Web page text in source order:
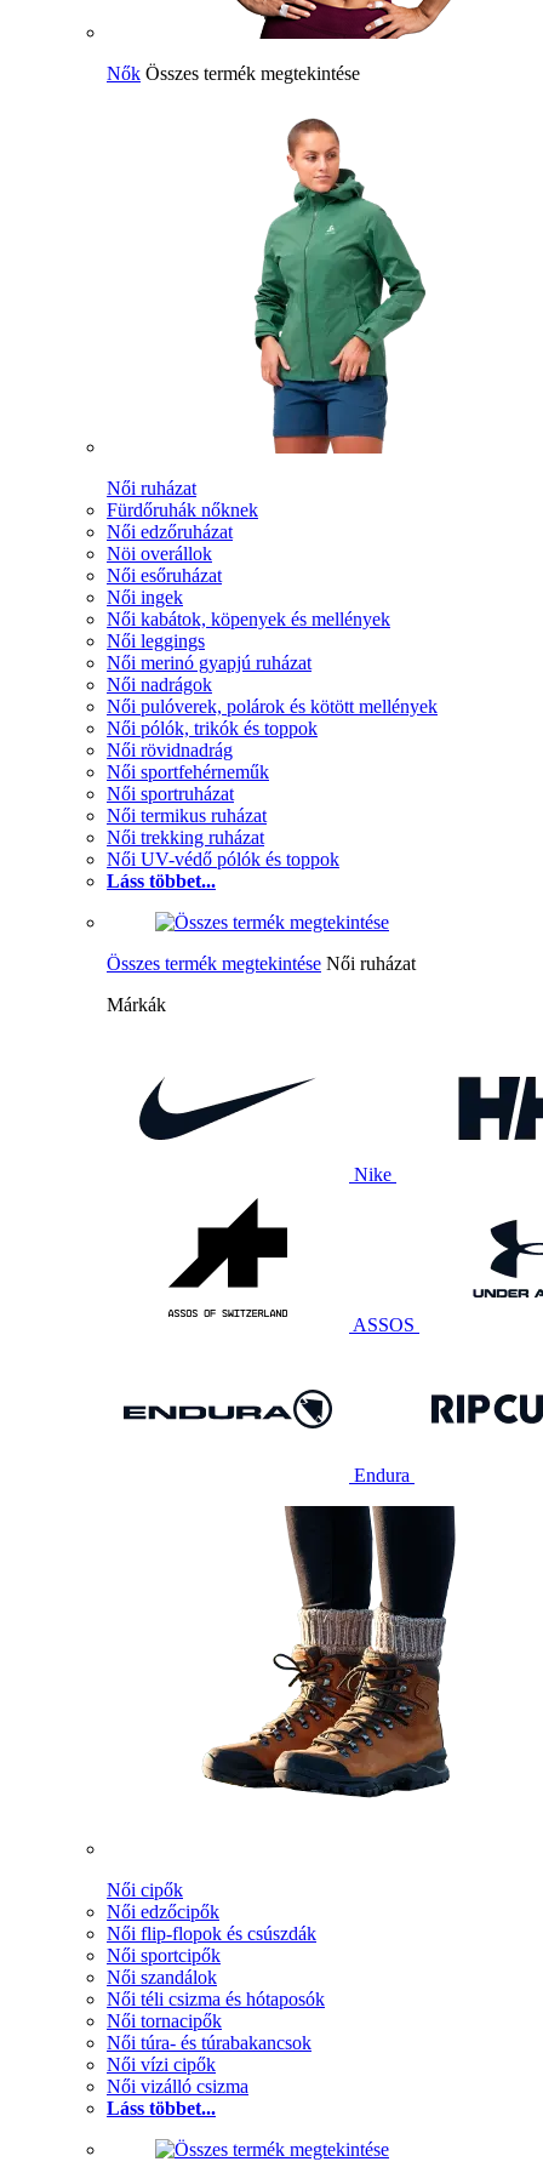
Nők Összes termék megtekintése
Női ruházat
Fürdőruhák nőknek
Női edzőruházat
Nöi overállok
Női esőruházat
Női ingek
Női kabátok, köpenyek és mellények
Női leggings
Női merinó gyapjú ruházat
Női nadrágok
Női pulóverek, polárok és kötött mellények
Női pólók, trikók és toppok
Női rövidnadrág
Női sportfehérneműk
Női sportruházat
Női termikus ruházat
Női trekking ruházat
Női UV-védő pólók és toppok
Láss többet...
Összes termék megtekintése Női ruházat
Márkák
Nike
ASSOS
Endura
Női cipők
Női edzőcipők
Női flip-flopok és csúszdák
Női sportcipők
Női szandálok
Női téli csizma és hótaposók
Női tornacipők
Női túra- és túrabakancsok
Női vízi cipők
Női vizálló csizma
Láss többet...